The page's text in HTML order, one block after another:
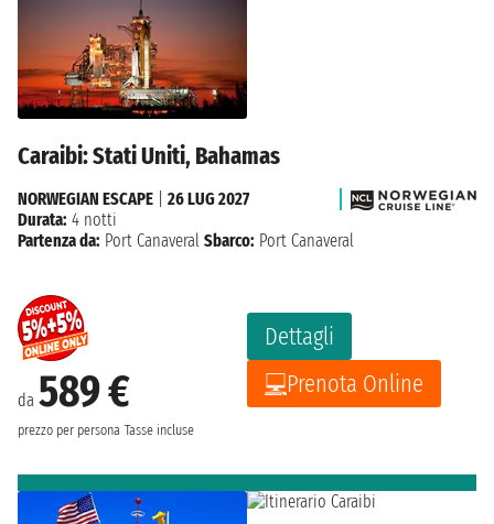
Caraibi: Stati Uniti, Bahamas
da 589 €
prezzo per persona Tasse incluse
Dettagli
Prenota Online
NORWEGIAN ESCAPE
26 LUG 2027
Durata: 4 notti
Partenza da: Port Canaveral Sbarco: Port Canaveral